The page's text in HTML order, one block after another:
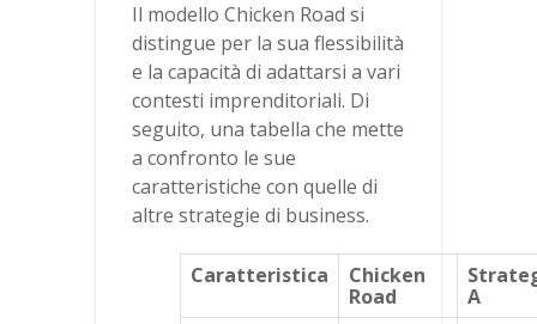
Il modello Chicken Road si
distingue per la sua flessibilità
e la capacità di adattarsi a vari
contesti imprenditoriali. Di
seguito, una tabella che mette
a confronto le sue
caratteristiche con quelle di
altre strategie di business.
Caratteristica
Chicken
Road
A